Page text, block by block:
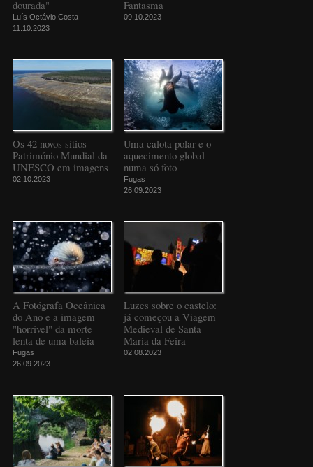
dourada"
Luís Octávio Costa
11.10.2023
Fantasma
09.10.2023
Os 42 novos sítios
Património Mundial da
UNESCO em imagens
02.10.2023
Uma calota polar e o
aquecimento global
numa só foto
Fugas
26.09.2023
A Fotógrafa Oceânica
do Ano e a imagem
"horrível" da morte
lenta de uma baleia
Fugas
26.09.2023
Luzes sobre o castelo:
já começou a Viagem
Medieval de Santa
Maria da Feira
02.08.2023